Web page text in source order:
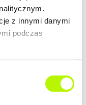
z innymi danymi
podczas